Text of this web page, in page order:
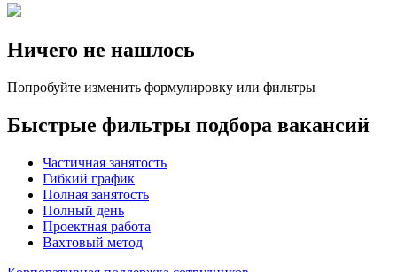
Ничего не нашлось
Попробуйте изменить формулировку или фильтры
Быстрые фильтры подбора вакансий
Частичная занятость
Гибкий график
Полная занятость
Полный день
Проектная работа
Вахтовый метод